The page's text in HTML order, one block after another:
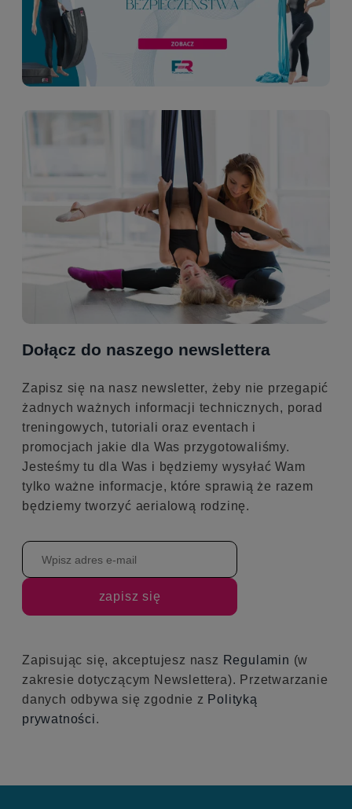
ofercie Jak przymocować szarfę akrobatyczna i
koło cyrkowel do sufitu? Sprawdźcie koniecznie!
Dołącz do naszego newslettera
Zapisz się na nasz newsletter, żeby nie przegapić
żadnych ważnych informacji technicznych, porad
treningowych, tutoriali oraz eventach i
promocjach jakie dla Was przygotowaliśmy.
Jesteśmy tu dla Was i będziemy wysyłać Wam
tylko ważne informacje, które sprawią że razem
będziemy tworzyć aerialową rodzinę.
zapisz się
Zapisując się, akceptujesz nasz Regulamin (w
zakresie dotyczącym Newslettera). Przetwarzanie
danych odbywa się zgodnie z Polityką
prywatności.